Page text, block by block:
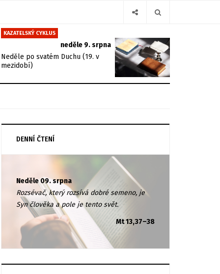
KAZATELSKÝ CYKLUS
neděle 9. srpna
Neděle po svatém Duchu (19. v
mezidobí)
DENNÍ ČTENÍ
Neděle 09. srpna
Rozsévač, který rozsívá dobré semeno, je
Syn člověka a pole je tento svět.
Mt 13,37–38